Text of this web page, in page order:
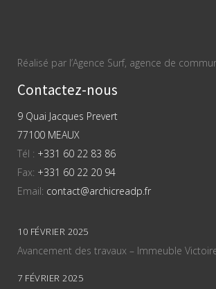
Réalisé par l’Agence Surf, agence de
Contactez-nous
9 Quai Jacques Prevert
77100 MEAUX
Tél : +331 60 22 83 86
Fax: +331 60 22 20 94
Email: contact@archicreadp.fr
10 FÉVRIER 2025
Avancement des travaux – Immeuble
7 FÉVRIER 2025